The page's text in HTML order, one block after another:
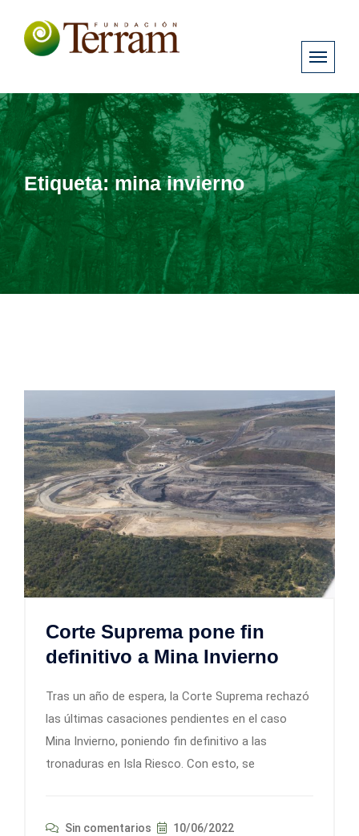
Etiqueta:mina invierno
Corte Suprema pone fin
definitivo a Mina Invierno
Tras un año de espera, la Corte Suprema rechazó
las últimas casaciones pendientes en el caso
Mina Invierno, poniendo fin definitivo a las
tronaduras en Isla Riesco. Con esto, se
Sin comentarios 10/06/2022